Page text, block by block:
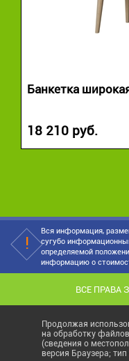
Банкетка
18 210 руб.
Вся информация,
сугубо
определяемой
информацию о
ВСЕ ПРАВА
Продолжая
на обработку
(сведения о
версия Браузера;